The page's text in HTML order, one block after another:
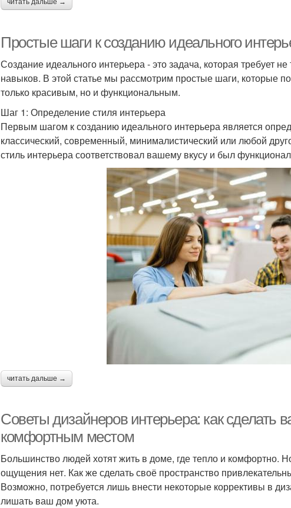
читать дальше →
Простые шаги к созданию идеального
Создание идеального интерьера - это задача, которая требует
навыков. В этой статье мы рассмотрим простые шаги, которые
только красивым, но и функциональным.
Шаг 1: Определение стиля интерьера
Первым шагом к созданию идеального интерьера является
классический, современный, минималистический или любой
стиль интерьера соответствовал вашему вкусу и был
читать дальше →
Советы дизайнеров интерьера: как сделать
комфортным местом
Большинство людей хотят жить в доме, где тепло и комфортно.
ощущения нет. Как же сделать своё пространство
Возможно, потребуется лишь внести некоторые коррективы в
лишать ваш дом уюта.